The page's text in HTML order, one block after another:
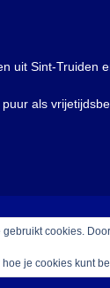
uit Sint-Truiden
als
gebruikt cookies.
je cookies kunt